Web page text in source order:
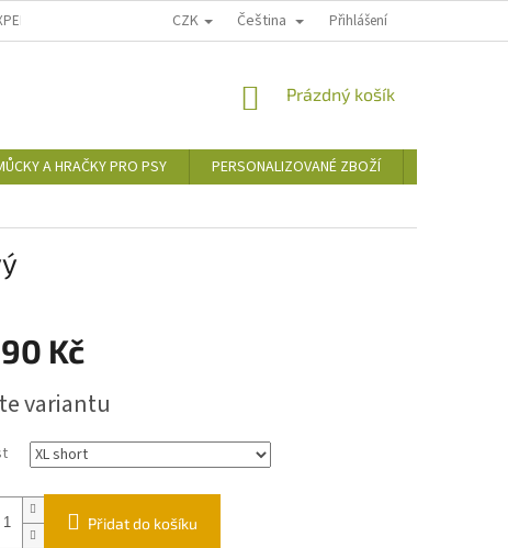
VÝMĚNA NEBO VRÁCENÍ ZBOŽÍ
CZK Čeština Přihlášení
NÁKUPNÍ
Prázdný košík
A HRAČKY PRO PSY PERSONALIZOVANÉ ZBOŽÍ
Kč
variantu
Přidat do košíku